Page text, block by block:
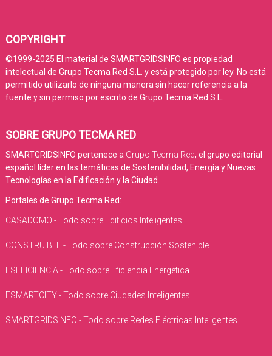
COPYRIGHT
©1999-2025 El material de SMARTGRIDSINFO es propiedad
intelectual de Grupo Tecma Red S.L. y está protegido por ley. No está
permitido utilizarlo de ninguna manera sin hacer referencia a la
fuente y sin permiso por escrito de Grupo Tecma Red S.L.
SOBRE GRUPO TECMA RED
SMARTGRIDSINFO pertenece a Grupo Tecma Red, el grupo editorial
español líder en las temáticas de Sostenibilidad, Energía y Nuevas
Tecnologías en la Edificación y la Ciudad.
Portales de Grupo Tecma Red:
CASADOMO - Todo sobre Edificios Inteligentes
CONSTRUIBLE - Todo sobre Construcción Sostenible
ESEFICIENCIA - Todo sobre Eficiencia Energética
ESMARTCITY - Todo sobre Ciudades Inteligentes
SMARTGRIDSINFO - Todo sobre Redes Eléctricas Inteligentes